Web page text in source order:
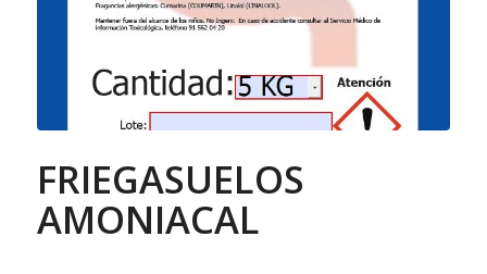
FRIEGASUELOS
AMONIACAL